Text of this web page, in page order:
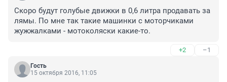
Скоро будут голубые движки в 0,6 литра продавать за
лямы. По мне так такие машинки с моторчиками
жужжалками - мотоколяски какие-то.
+2 –1
Гость
15 октября 2016, 11:05